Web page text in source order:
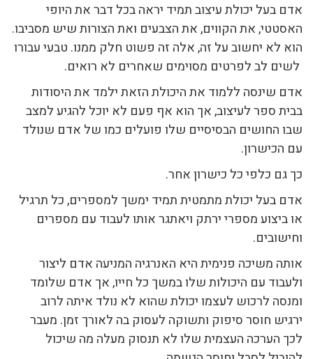
אדם בעל יכולת עיצוב תמיד יראה בכל דבר את היופי
האסטטי, את הקווים, את הצבעים ואת הצורות שיש מסביבו.
הוא לא יחשוב על זה, אלה זה פשוט חלק ממנו. טבעי עבורו
לשים לב לפרטים מסוימים שאחרים לא רואים.
אדם שינסה ללמוד את היכולת הזאת ילמד את היסודות
בבית ספר לעיצוב, אך הוא אף פעם לא יוכל להגיע למצב
שבו החושים הבסיסיים שלו פועלים כמו של אדם שנולד
עם הכישרון.
כך גם כלפי כל כישרון אחר.
אדם בעל יכולת מתמטית תמיד ימשך למספרים, כל תרגיל
או ביצוע מספרי ירתק ויאתגר אותו לעבוד עם מספרים
וחישובים.
אותה משיכה פנימית היא האנרגיה המניעה אדם ליצור
ולעבוד עם היכולות שלו במשך כל חייו, אך אדם שלומד
ומנסה לרכוש לעצמו יכולת שהוא לא נולד איתה לרוב
ירגיש חוסר סיפוק ותשוקה לעסוק בה לאורך זמן. מעבר
לכך הערכה העצמית שלו לא תנסוק מעלה מה שיכול